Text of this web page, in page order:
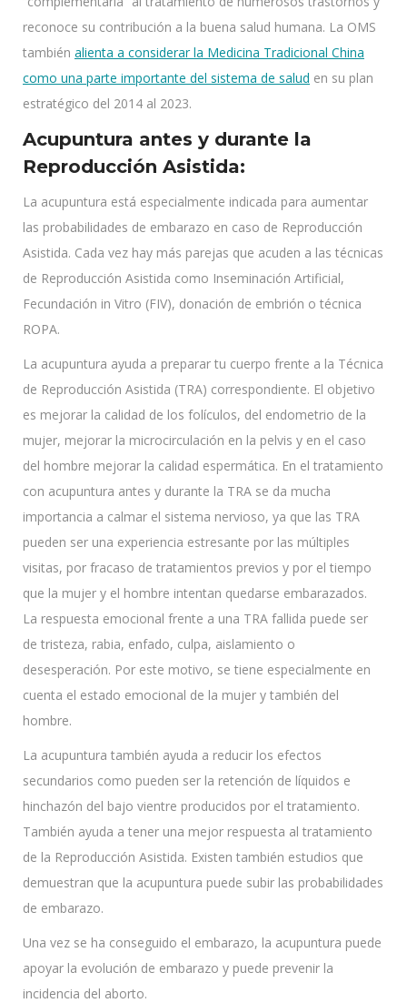
reconoce su contribución a la buena salud humana. La OMS
también alienta a considerar la Medicina Tradicional China
como una parte importante del sistema de salud en su plan
estratégico del 2014 al 2023.
Acupuntura antes y durante la
Reproducción Asistida:
La acupuntura está especialmente indicada para aumentar
las probabilidades de embarazo en caso de Reproducción
Asistida. Cada vez hay más parejas que acuden a las técnicas
de Reproducción Asistida como Inseminación Artificial,
Fecundación in Vitro (FIV), donación de embrión o técnica
ROPA.
La acupuntura ayuda a preparar tu cuerpo frente a la Técnica
de Reproducción Asistida (TRA) correspondiente. El objetivo
es mejorar la calidad de los folículos, del endometrio de la
mujer, mejorar la microcirculación en la pelvis y en el caso
del hombre mejorar la calidad espermática. En el tratamiento
con acupuntura antes y durante la TRA se da mucha
importancia a calmar el sistema nervioso, ya que las TRA
pueden ser una experiencia estresante por las múltiples
visitas, por fracaso de tratamientos previos y por el tiempo
que la mujer y el hombre intentan quedarse embarazados.
La respuesta emocional frente a una TRA fallida puede ser
de tristeza, rabia, enfado, culpa, aislamiento o
desesperación. Por este motivo, se tiene especialmente en
cuenta el estado emocional de la mujer y también del
hombre.
La acupuntura también ayuda a reducir los efectos
secundarios como pueden ser la retención de líquidos e
hinchazón del bajo vientre producidos por el tratamiento.
También ayuda a tener una mejor respuesta al tratamiento
de la Reproducción Asistida. Existen también estudios que
demuestran que la acupuntura puede subir las probabilidades
de embarazo.
Una vez se ha conseguido el embarazo, la acupuntura puede
apoyar la evolución de embarazo y puede prevenir la
incidencia del aborto.